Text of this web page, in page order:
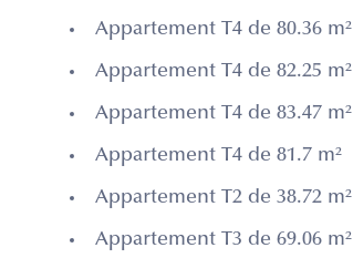
Appartement T4 de 80.36 m²
Appartement T4 de 82.25 m²
Appartement T4 de 83.47 m²
Appartement T4 de 81.7 m²
Appartement T2 de 38.72 m²
Appartement T3 de 69.06 m²